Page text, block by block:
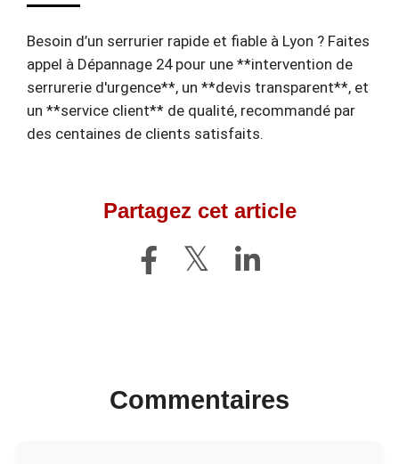
Besoin d’un serrurier rapide et fiable à Lyon ? Faites
appel à Dépannage 24 pour une **intervention de
serrurerie d'urgence**, un **devis transparent**, et
un **service client** de qualité, recommandé par
des centaines de clients satisfaits.
Partagez cet article
Commentaires